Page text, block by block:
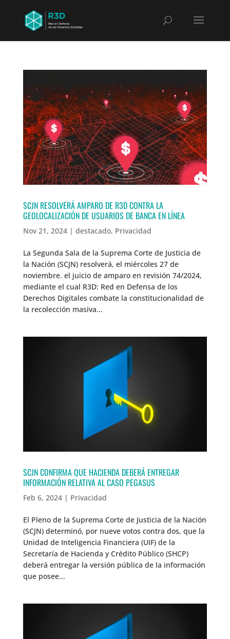
SCJN RESOLVERÁ AMPARO DE R3D CONTRA LA
GEOLOCALIZACIÓN DE USUARIOS DE BANCA EN LÍNEA
Nov 21, 2024| destacado, Privacidad
La Segunda Sala de la Suprema Corte de Justicia de
la Nación (SCJN) resolverá, el miércoles 27 de
noviembre. el juicio de amparo en revisión 74/2024,
mediante el cual R3D: Red en Defensa de los
Derechos Digitales combate la constitucionalidad de
la recolección masiva...
SCJN CONFIRMA QUE HACIENDA DEBERÁ ENTREGAR
INFORMACIÓN RELATIVA AL CASO PEGASUS
Feb 6, 2024| Privacidad
El Pleno de la Suprema Corte de Justicia de la Nación
(SCJN) determinó, por nueve votos contra dos, que la
Unidad de Inteligencia Financiera (UIF) de la
Secretaría de Hacienda y Crédito Público (SHCP)
deberá entregar la versión pública de la información
que posee...